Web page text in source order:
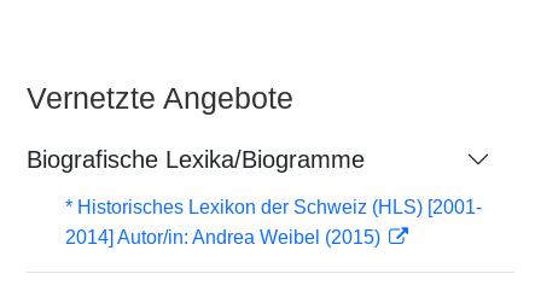
Vernetzte Angebote
Biografische Lexika/Biogramme
* Historisches Lexikon der Schweiz (HLS) [2001-
2014] Autor/in: Andrea Weibel (2015)